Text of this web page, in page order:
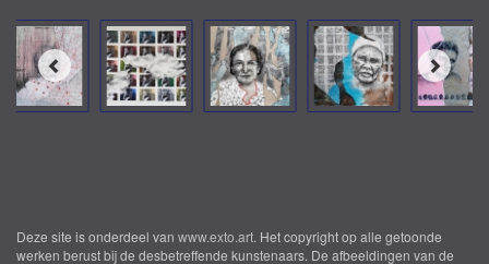
Deze site is onderdeel van www.exto.art. Het copyright op alle getoonde
werken berust bij de desbetreffende kunstenaars. De afbeeldingen van de